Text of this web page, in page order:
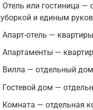
Отель или гостиница
уборкой и единым
Апарт-отель —
Апартаменты —
Вилла — отдельный дом
Гостевой дом —
Комната — отдельная